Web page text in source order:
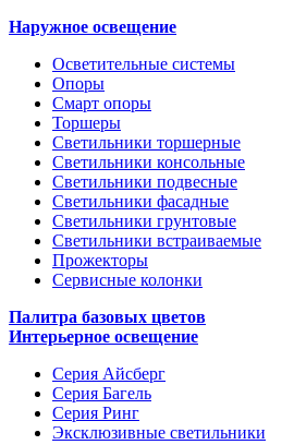
Наружное освещение
Осветительные системы
Опоры
Смарт опоры
Торшеры
Светильники торшерные
Светильники консольные
Светильники подвесные
Светильники фасадные
Светильники грунтовые
Светильники встраиваемые
Прожекторы
Сервисные колонки
Палитра базовых цветов
Интерьерное освещение
Серия Айсберг
Серия Багель
Серия Ринг
Эксклюзивные светильники